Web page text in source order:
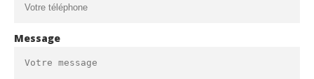
Message